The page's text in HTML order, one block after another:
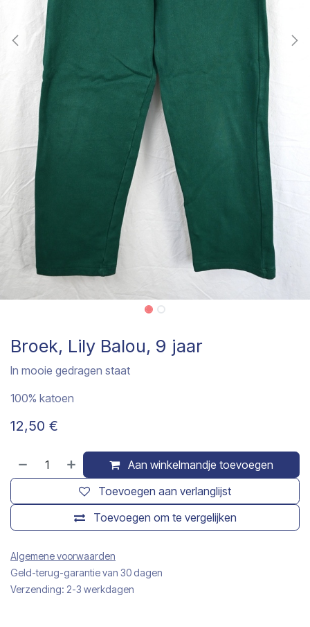
Broek, Lily Balou, 9 jaar
In mooie gedragen staat
100% katoen
12,50 €
Aan winkelmandje toevoegen
Toevoegen om te vergelijken
Toevoegen aan verlanglijst
Algemene voorwaarden
Geld-terug-garantie van 30 dagen
Verzending: 2-3 werkdagen